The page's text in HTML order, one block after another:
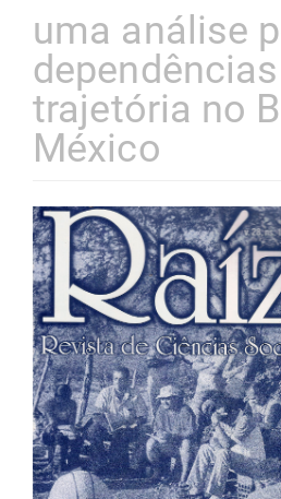
uma análise
trajetória no
México
Barra
lateral
de
artigos